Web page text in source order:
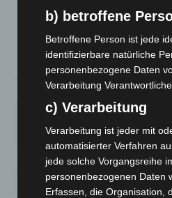
12
93% 1.8m/
SA.
27° 34° 27°
b) betroffene
Betroffene Person ist jede
identifizierbare natürliche
personenbezogene Daten
Verarbeitung
c) Verarbeitung
Verarbeitung ist jeder mit
automatisierter Verfahren
jede solche Vorgangsreihe
personenbezogenen Daten
Erfassen, die Organisation,